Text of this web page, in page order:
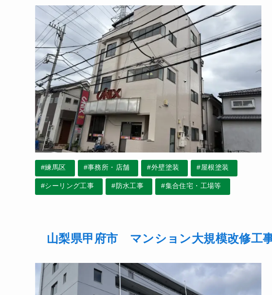
#練馬区 #事務所・店舗 #外壁塗装 #屋根塗装
#シーリング工事 #防水工事 #集合住宅・工場等
山梨県甲府市 マンション大規模改修工